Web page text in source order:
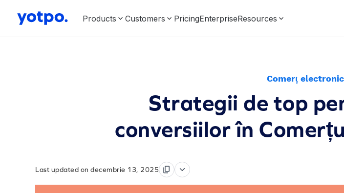
Products Customers PricingEnterpriseResources
Comerț
Strategii de top
conversiilor în
Last updated on decembrie 13, 2025